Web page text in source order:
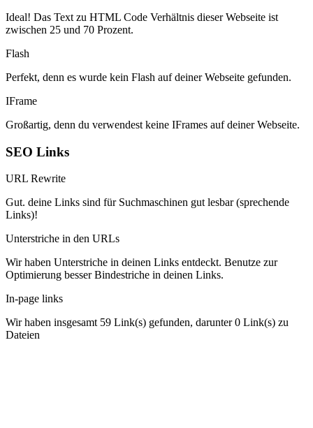
Ideal! Das Text zu HTML Code Verhältnis dieser Webseite ist
zwischen 25 und 70 Prozent.
Flash
Perfekt, denn es wurde kein Flash auf deiner Webseite gefunden.
IFrame
Großartig, denn du verwendest keine IFrames auf deiner Webseite.
SEO Links
URL Rewrite
Gut. deine Links sind für Suchmaschinen gut lesbar (sprechende
Links)!
Unterstriche in den URLs
Wir haben Unterstriche in deinen Links entdeckt. Benutze zur
Optimierung besser Bindestriche in deinen Links.
In-page links
Wir haben insgesamt 59 Link(s) gefunden, darunter 0 Link(s) zu
Dateien